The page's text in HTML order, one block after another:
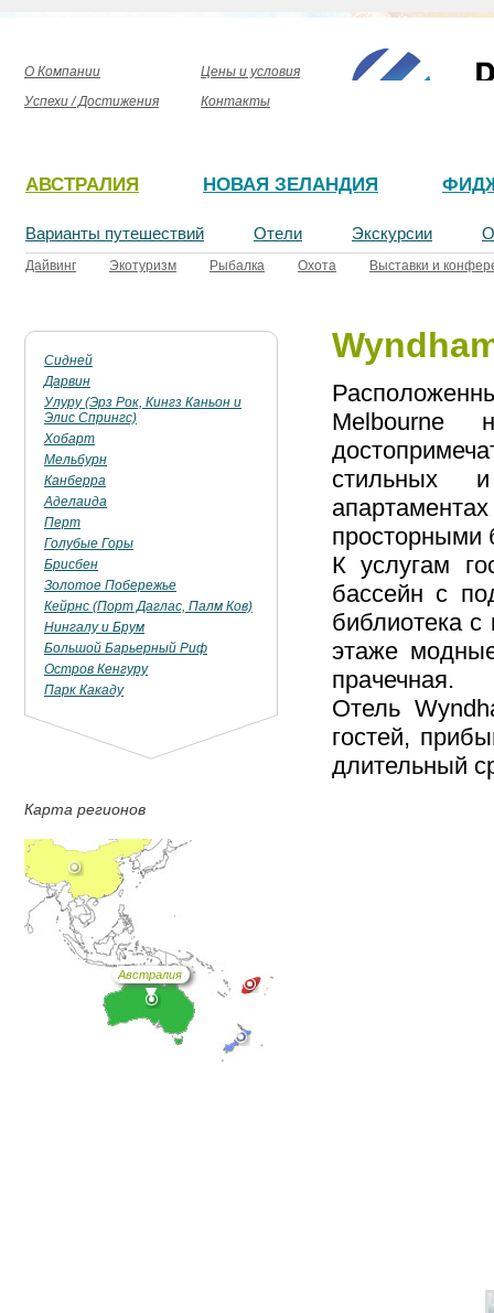
О Компании
Цены и условия
Успехи / Достижения
Контакты
АВСТРАЛИЯ
Варианты путешествий
Дайвинг Экотуризм Рыбалка Охота Выставки и
Отели Экскурсии
НОВАЯ ЗЕЛАНДИЯ
Сидней
Дарвин
Улуру (Эрз Рок, Кингз Каньон и
Элис Спрингс)
Хобарт
Мельбурн
Канберра
Аделаида
Перт
Голубые Горы
Брисбен
Золотое Побережье
Кейрнс (Порт Даглас, Палм Ков)
Нингалу и Брум
Большой Барьерный Риф
Остров Кенгуру
Парк Какаду
Карта регионов
Австралия
Melbourne
стильных
просторными
К услугам
бассейн с
библиотека
этаже
прачечная.
Отель
гостей,
длительный